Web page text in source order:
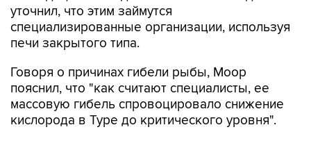
уточнил, что этим займутся
специализированные организации, используя
печи закрытого типа.
Говоря о причинах гибели рыбы, Моор
пояснил, что "как считают специалисты, ее
массовую гибель спровоцировало снижение
кислорода в Туре до критического уровня".